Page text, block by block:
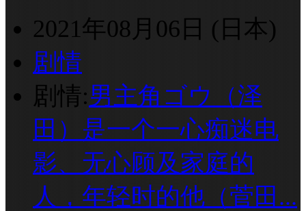
2021年08月06日 (日本)
剧情
剧情:男主角ゴウ（泽
田）是一个一心痴迷电
影、无心顾及家庭的
人，年轻时的他（菅田...